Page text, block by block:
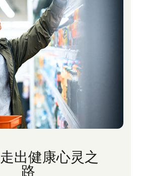
出健康心灵之
路